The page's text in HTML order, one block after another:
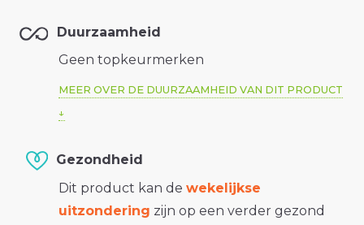
Duurzaamheid
Geen topkeurmerken
MEER OVER DE DUURZAAMHEID VAN DIT PRODUCT
Gezondheid
Dit product kan de wekelijkse
uitzondering zijn op een verder gezond